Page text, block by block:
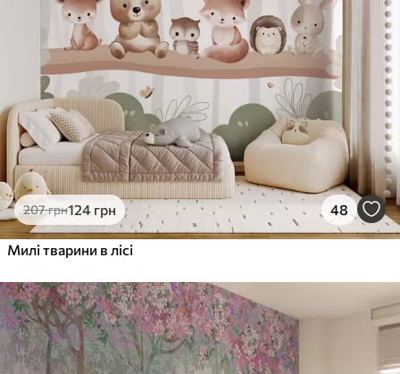
207грн124 грн 48
Милі тварини в лісі